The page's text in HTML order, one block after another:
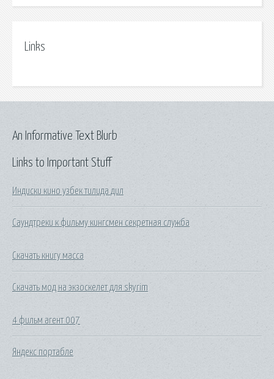
Links
Links to Important Stuff
Индиски кино узбек тилида дил
Саундтреки к фильму кингсмен секретная служба
Скачать книгу масса
Скачать мод на экзоскелет для skyrim
4 фильм агент 007
Яндекс портабле
An Informative Text Blurb